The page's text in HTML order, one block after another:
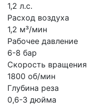
1,2 л.с.
Расход воздуха
1,2 м³/мин
Рабочее давление
6-8 бар
Скорость вращения
1800 об/мин
Глубина реза
0,6-3 дюйма